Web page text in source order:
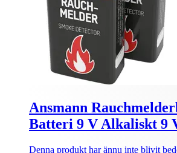
Ansmann
Batteri 9 V Alkaliskt 9
Denna produkt har ännu inte blivit